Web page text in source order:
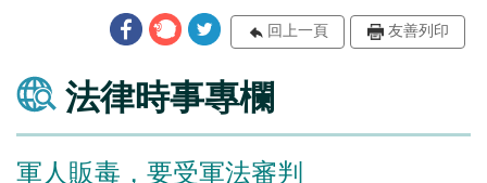
回上一頁 友善列印
法律時事專欄
軍人販毒，要受軍法審判